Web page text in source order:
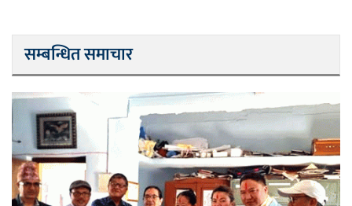
सम्बन्धित समाचार